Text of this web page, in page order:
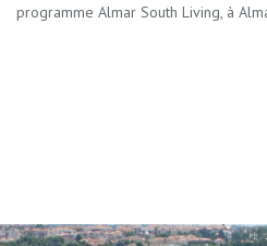
programme Almar South Living, à